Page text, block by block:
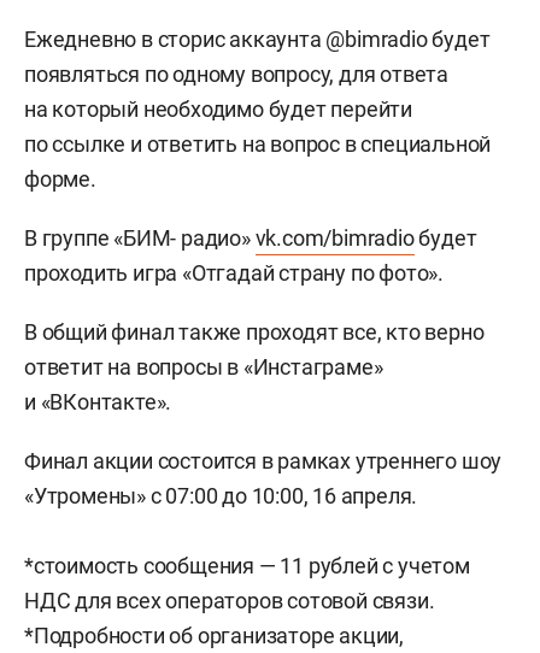
Ежедневно в сторис аккаунта @bimradio будет
появляться по одному вопросу, для ответа
на который необходимо будет перейти
по ссылке и ответить на вопрос в специальной
форме.
В группе «БИМ- радио»vk.com/bimradioбудет
проходить игра «Отгадай страну по фото».
В общий финал также проходят все, кто верно
ответит на вопросы в «Инстаграме»
и «ВКонтакте».
Финал акции состоится в рамках утреннего шоу
«Утромены»с 07:00 до 10:00, 16 апреля.
*стоимость сообщения — 11 рублей с учетом
НДС для всех операторов сотовой связи.
*Подробности об организаторе акции,